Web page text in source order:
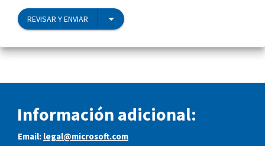
REVISAR Y ENVIAR
Información adicional:
Email: legal@microsoft.com